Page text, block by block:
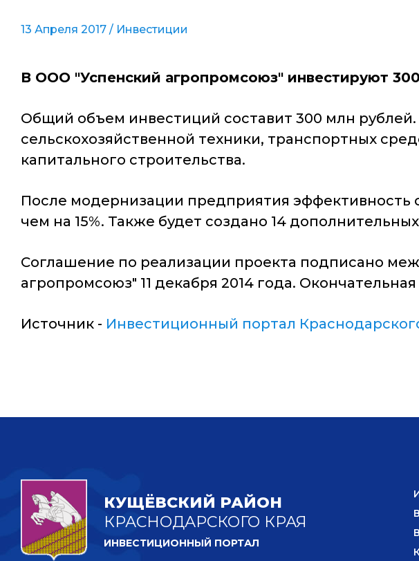
13 Апреля 2017 / Инвестиции
В ООО "Успенский агропромсоюз" инвестируют
Общий объем инвестиций составит 300 млн
сельскохозяйственной техники, транспортных
капитального строительства.
После модернизации предприятия эффективность
чем на 15%. Также будет создано 14
Соглашение по реализации проекта подписано
агропромсоюз" 11 декабря 2014 года.
Источник - Инвестиционный портал
КУЩЁВСКИЙ РАЙОН
КРАСНОДАРСКОГО КРАЯ
ИНВЕСТИЦИОННЫЙ ПОРТАЛ